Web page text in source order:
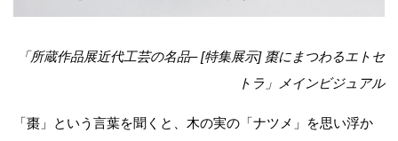
「所蔵作品展近代工芸の名品– [特集展示] 棗にまつわるエトセ
トラ」メインビジュアル
「棗」という言葉を聞くと、木の実の「ナツメ」を思い浮か